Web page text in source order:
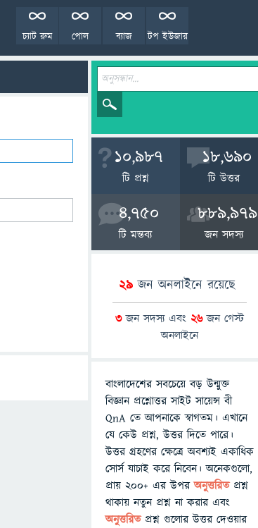
টপ ইউজার
ব্যাজ
পোল
চ্যাট রুম
10,987
টি প্রশ্ন
18,690
টি উত্তর
4,750
টি মন্তব্য
889,979
জন সদস্য
29জন অনলাইনে রয়েছে
3জন সদস্য এবং 26জন গেস্ট
অনলাইনে
বাংলাদেশের সবচেয়ে বড় উন্মুক্ত
বিজ্ঞান প্রশ্নোত্তর সাইট সায়েন্স বী
QnA তে আপনাকে স্বাগতম। এখানে
যে কেউ প্রশ্ন, উত্তর দিতে পারে।
উত্তর গ্রহণের ক্ষেত্রে অবশ্যই একাধিক
সোর্স যাচাই করে নিবেন। অনেকগুলো,
প্রায় ২০০+ এর উপরঅনুত্তরিতপ্রশ্ন
থাকায় নতুন প্রশ্ন না করার এবং
অনুত্তরিত প্রশ্ন গুলোর উত্তর দেওয়ার